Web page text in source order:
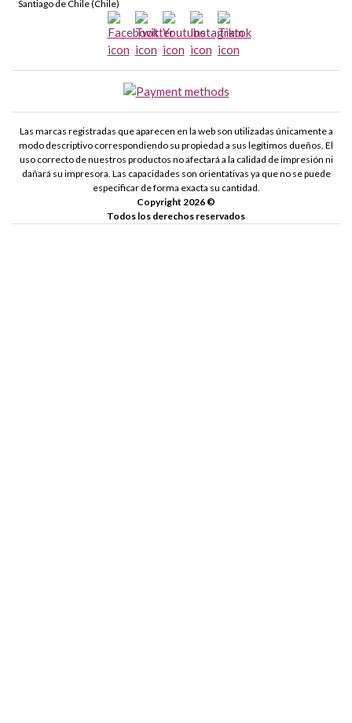
Santiago de Chile (Chile)
Las marcas registradas que aparecen en la web son utilizadas únicamente a
modo descriptivo correspondiendo su propiedad a sus legítimos dueños. El
uso correcto de nuestros productos no afectará a la calidad de impresión ni
dañará su impresora. Las capacidades son orientativas ya que no se puede
especificar de forma exacta su cantidad.
Copyright 2026 ©
Todos los derechos reservados